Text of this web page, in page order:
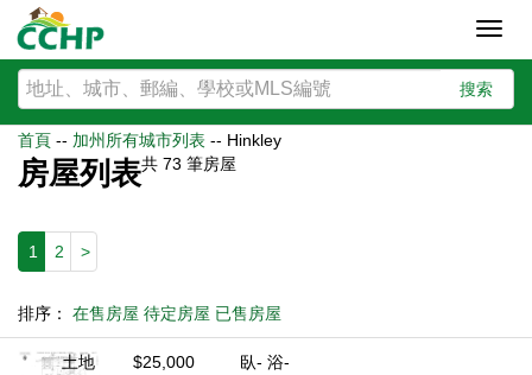
搜索
首頁 -- 加州所有城市列表 -- Hinkley
房屋列表共 73 筆房屋
1 2 >
排序： 在售房屋 待定房屋 已售房屋
土地
$25,000
臥- 浴-